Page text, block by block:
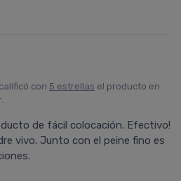
calificó con 5 estrellas el producto en
.
de fácil colocación. Efectivo!
vivo. Junto con el peine fino es